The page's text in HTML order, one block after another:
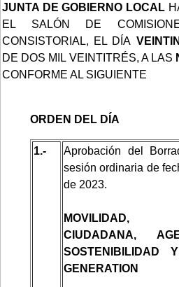
JUNTA DE GOBIERNO LOCAL
EL SALÓN DE
CONSISTORIAL, EL DÍA
DE DOS MIL VEINTITRÉS, A LAS
CONFORME AL SIGUIENTE
ORDEN DEL DÍA
1.-
Aprobación del
sesión ordinaria de
de 2023.
MOVILIDAD,
CIUDADANA,
SOSTENIBILIDAD
GENERATION